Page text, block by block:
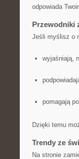
odpowiada
Przewodniki
Jeśli myślisz o
wyjaśniają,
pomagają
Dzięki temu
Trendy ze
Na stronie